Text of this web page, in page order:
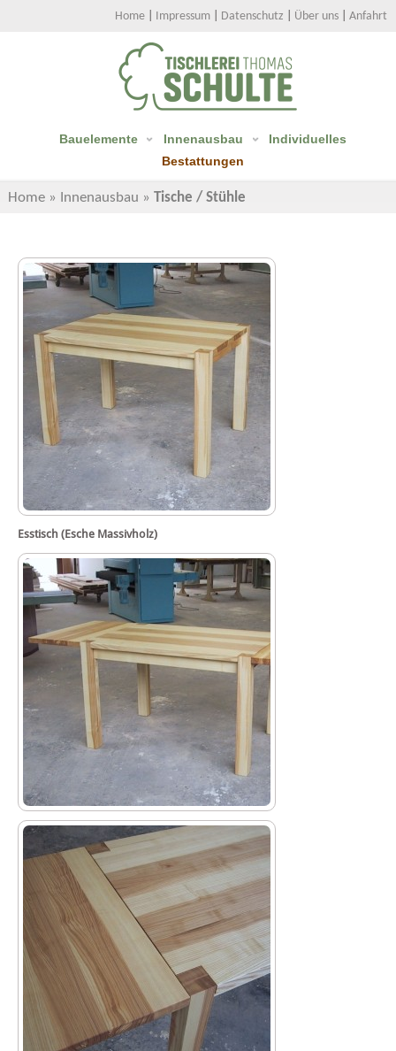
Home Impressum Datenschutz Über uns Anfahrt
Bauelemente Innenausbau
Individuelles
Bestattungen
Home » Innenausbau » Tische / Stühle
Esstisch (Esche Massivholz)